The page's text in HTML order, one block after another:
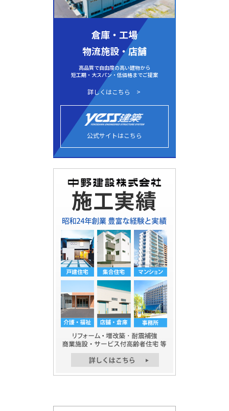
倉庫・工場
物流施設・店舗
高品質で自由度の高い建物から
短工期・大スパン・低価格までご提案
詳しくはこちら
公式サイトはこちら